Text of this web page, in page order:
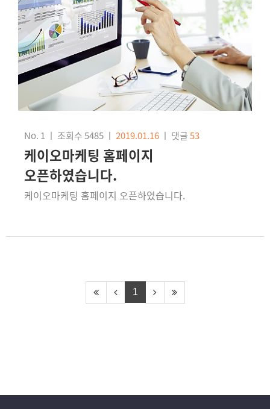
No. 1 ㅣ 조회수 5485 ㅣ 2019.01.16 ㅣ 댓글53
케이오마케팅 홈페이지
오픈하였습니다.
케이오마케팅 홈페이지 오픈하였습니다.
1